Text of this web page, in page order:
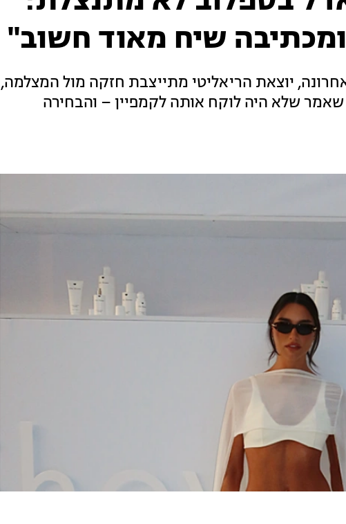
שיח מאוד חשוב"
יוצאת הריאליטי מתייצבת חזקה מול המצלמה,
שלא היה לוקח אותה לקמפיין – והבחירה